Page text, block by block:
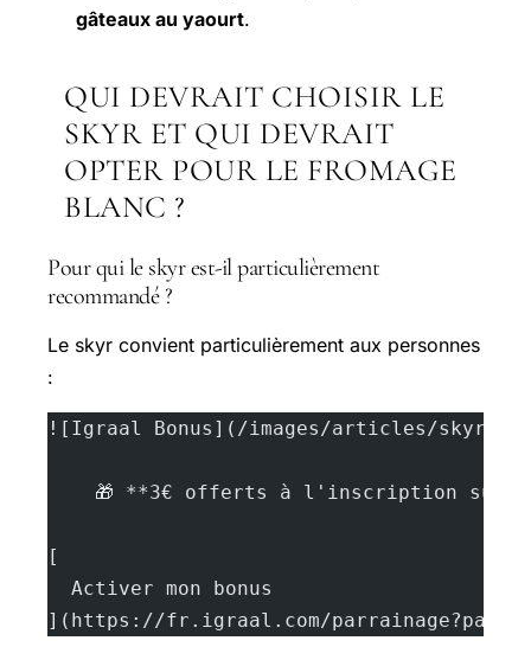
gâteaux au yaourt.
QUI DEVRAIT CHOISIR LE
SKYR ET QUI DEVRAIT
OPTER POUR LE FROMAGE
BLANC ?
Pour qui le skyr est-il particulièrement
recommandé ?
Le skyr convient particulièrement aux personnes
:
![Igraal Bonus](/images/articles/skyr-
🎁 **3€ offerts à l'inscription sur
[
  Activer mon bonus
](https://fr.igraal.com/